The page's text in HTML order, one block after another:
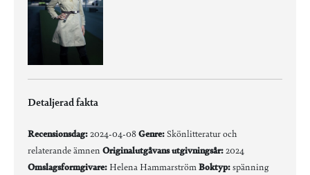
Detaljerad fakta
Recensionsdag: 2024-04-08 Genre: Skönlitteratur och
relaterande ämnen Originalutgåvans utgivningsår: 2024
Omslagsformgivare: Helena Hammarström Boktyp: spänning